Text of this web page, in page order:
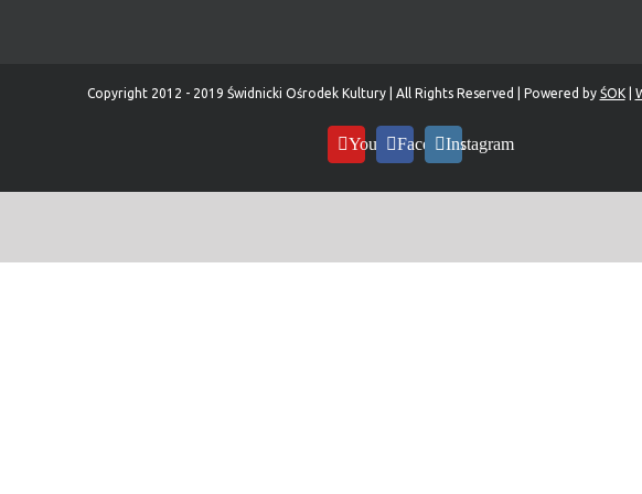
Copyright 2012 - 2019 Świdnicki Ośrodek Kultury | All Rights Reserved | Powered by ŚOK|
YouTubeFacebookInstagram